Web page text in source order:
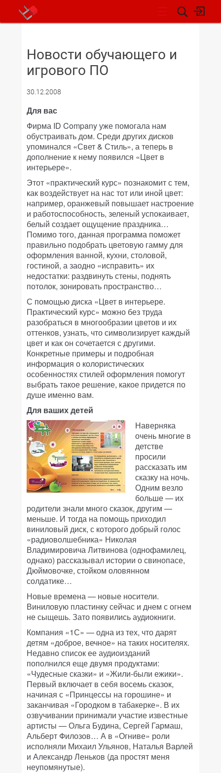
Новости обучающего и
игрового ПО
30.12.2008
Для вас
Фирма ID Company уже помогала нам
обустраивать дом. Среди других дисков
упоминался «Свет & Стиль», а теперь в
дополнение к нему появился «Цвет в
интерьере».
Этот «практический курс» познакомит с тем,
как воздействует на нас тот или иной цвет:
например, оранжевый повышает настроение
и работоспособность, зеленый успокаивает,
белый создает ощущение праздника…
Помимо того, данная программа поможет
правильно подобрать цветовую гамму для
оформления ванной, кухни, столовой,
гостиной, а заодно «исправить» их
недостатки: раздвинуть стены, поднять
потолок, зонировать пространство…
С помощью диска «Цвет в интерьере.
Практический курс» можно без труда
разобраться в многообразии цветов и их
оттенков, узнать, что символизирует каждый
цвет и как он сочетается с другими.
Конкретные примеры и подробная
информация о колористических
особенностях стилей оформления помогут
выбрать такое решение, какое придется по
душе именно вам.
Для ваших детей
Наверняка
очень многие в
детстве
просили
рассказать им
сказку на ночь.
Одним везло
больше — их
родители знали много сказок, другим —
меньше. И тогда на помощь приходил
виниловый диск, с которого добрый голос
«радиоволшебника» Николая
Владимировича Литвинова (однофамилец,
однако) рассказывал истории о свинопасе,
Дюймовочке, стойком оловянном
солдатике…
Новые времена — новые носители.
Виниловую пластинку сейчас и днем с огнем
не сыщешь. Зато появились аудиокниги.
Компания «1С» — одна из тех, что дарят
детям «доброе, вечное» на таких носителях.
Недавно список ее аудиоизданий
пополнился еще двумя продуктами:
«Чудесные сказки» и «Жили-были ежики».
Первый включает в себя восемь сказок,
начиная с «Принцессы на горошине» и
заканчивая «Городком в табакерке». В их
озвучивании принимали участие известные
артисты — Ольга Будина, Сергей Гармаш,
Альберт Филозов… А в «Огниве» роли
исполняли Михаил Ульянов, Наталья Варлей
и Александр Леньков (да простят меня
неупомянутые).